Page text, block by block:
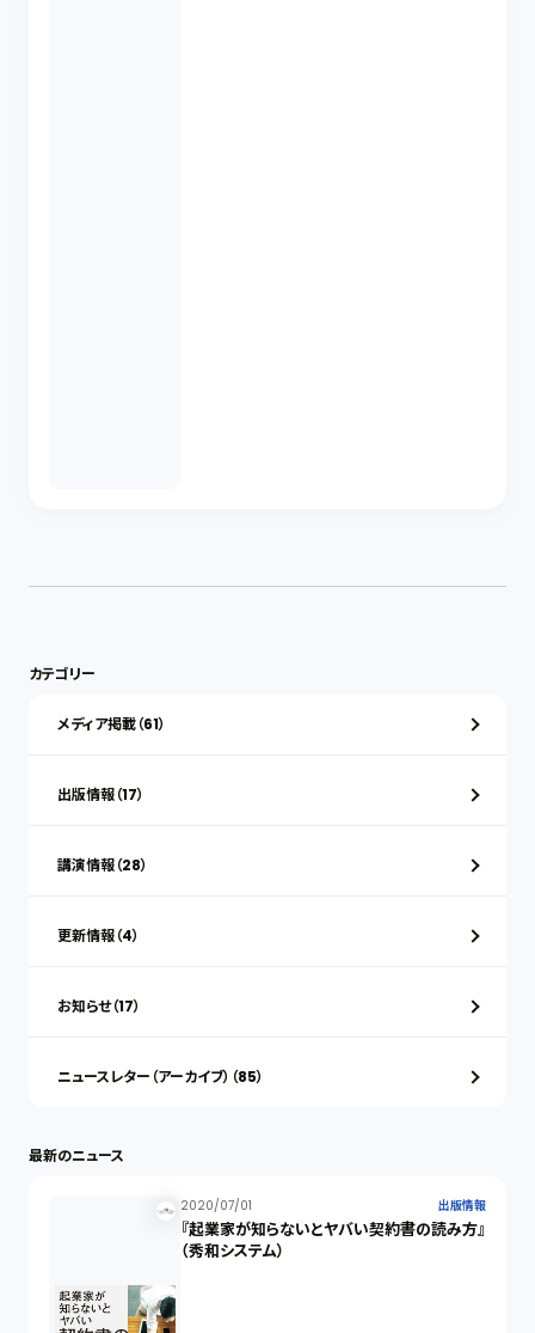
カテゴリー
メディア掲載（61）
出版情報（17）
講演情報（28）
更新情報（4）
お知らせ（17）
ニュースレター（アーカイブ）（85）
最新のニュース
2020/07/01 出版情報
『起業家が知らないとヤバい契約書の読み方』
（秀和システム）